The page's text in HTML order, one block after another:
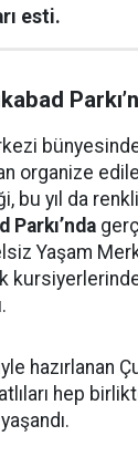
esti.
organize
bu yıl da
Parkı’nda
Yaşam
hazırlanan
hep